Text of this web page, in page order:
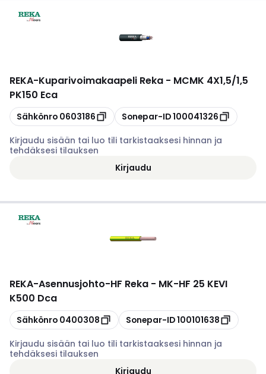
REKA-Kuparivoimakaapeli Reka - MCMK 4X1,5/1,5
PK150 Eca
Kopioi
Sähkönro 0603186 Kopioi
Sonepar-ID100041326
Kirjaudu sisään tai luo tili tarkistaaksesi hinnan ja
tehdäksesi tilauksen
Kirjaudu
REKA-Asennusjohto-HF Reka - MK-HF 25 KEVI
K500 Dca
Kopioi
Sähkönro 0400308 Kopioi
Sonepar-ID100101638
Kirjaudu sisään tai luo tili tarkistaaksesi hinnan ja
tehdäksesi tilauksen
Kirjaudu